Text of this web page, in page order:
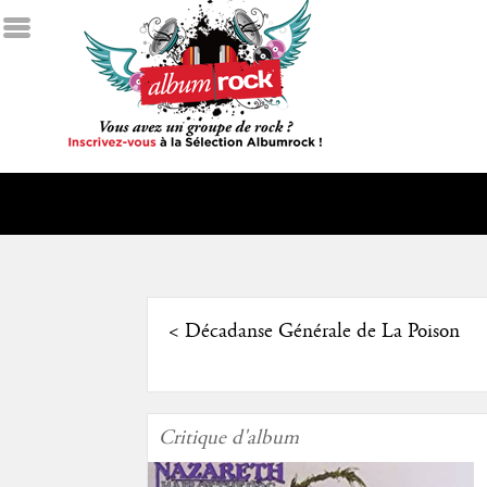
< Décadanse Générale de La Poison
Critique d'album